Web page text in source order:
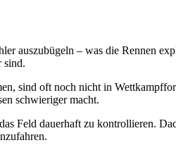
auszubügeln – was die Rennen
sind.
sind oft noch nicht in
schwieriger macht.
Feld dauerhaft zu kontrollieren.